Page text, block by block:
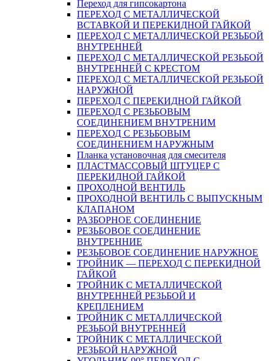
Переход для гипсокартона
ПЕРЕХОД С МЕТАЛЛИЧЕСКОЙ
ВСТАВКОЙ И ПЕРЕКИДНОЙ ГАЙКОЙ
ПЕРЕХОД С МЕТАЛЛИЧЕСКОЙ РЕЗЬБОЙ
ВНУТРЕННЕЙ
ПЕРЕХОД С МЕТАЛЛИЧЕСКОЙ РЕЗЬБОЙ
ВНУТРЕННЕЙ С КРЕСТОМ
ПЕРЕХОД С МЕТАЛЛИЧЕСКОЙ РЕЗЬБОЙ
НАРУЖНОЙ
ПЕРЕХОД С ПЕРЕКИДНОЙ ГАЙКОЙ
ПЕРЕХОД С РЕЗЬБОВЫМ
СОЕДИНЕНИЕМ ВНУТРЕНИМ
ПЕРЕХОД С РЕЗЬБОВЫМ
СОЕДИНЕНИЕМ НАРУЖНЫМ
Планка установочная для смесителя
ПЛАСТМАССОВЫЙ ШТУЦЕР С
ПЕРЕКИДНОЙ ГАЙКОЙ
ПРОХОДНОЙ ВЕНТИЛЬ
ПРОХОДНОЙ ВЕНТИЛЬ С ВЫПУСКНЫМ
КЛАПАНОМ
РАЗБОРНОЕ СОЕДИНЕНИЕ
РЕЗЬБОВОЕ СОЕДИНЕНИЕ
ВНУТРЕННИЕ
РЕЗЬБОВОЕ СОЕДИНЕНИЕ НАРУЖНОЕ
ТРОЙНИК — ПЕРЕХОД С ПЕРЕКИДНОЙ
ГАЙКОЙ
ТРОЙНИК С МЕТАЛЛИЧЕСКОЙ
ВНУТРЕННЕЙ РЕЗЬБОЙ И
КРЕПЛЕНИЕМ
ТРОЙНИК С МЕТАЛЛИЧЕСКОЙ
РЕЗЬБОЙ ВНУТРЕННЕЙ
ТРОЙНИК С МЕТАЛЛИЧЕСКОЙ
РЕЗЬБОЙ НАРУЖНОЙ